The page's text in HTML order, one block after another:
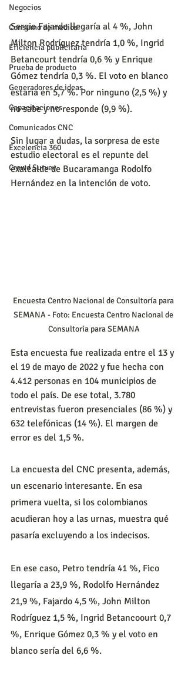
Negocios
Consumo de medios
Eficiencia publicitaria
Prueba de producto
Generadores de ideas
Capacitaciones
Comunicados CNC
Excelencia 360
Crowd Survey
Sergio Fajardo llegaría al 4 %, John
Milton Rodríguez tendría 1,0 %, Ingrid
Betancourt tendría 0,6 % y Enrique
Gómez tendría 0,3 %. El voto en blanco
estaría en 5,7 %. Por ninguno (2,5 %) y
no sabe y no responde (9,9 %).
Sin lugar a dudas, la sorpresa de este
estudio electoral es el repunte del
exalcalde de Bucaramanga Rodolfo
Hernández en la intención de voto.
Encuesta Centro Nacional de Consultoría para
SEMANA - Foto: Encuesta Centro Nacional de
Consultoría para SEMANA
Esta encuesta fue realizada entre el 13 y
el 19 de mayo de 2022 y fue hecha con
4.412 personas en 104 municipios de
todo el país. De ese total, 3.780
entrevistas fueron presenciales (86 %) y
632 telefónicas (14 %). El margen de
error es del 1,5 %.
La encuesta del CNC presenta, además,
un escenario interesante. En esa
primera vuelta, si los colombianos
acudieran hoy a las urnas, muestra qué
pasaría excluyendo a los indecisos.
En ese caso, Petro tendría 41 %, Fico
llegaría a 23,9 %, Rodolfo Hernández
21,9 %, Fajardo 4,5 %, John Milton
Rodríguez 1,5 %, Ingrid Betancoourt 0,7
%, Enrique Gómez 0,3 % y el voto en
blanco sería del 6,6 %.